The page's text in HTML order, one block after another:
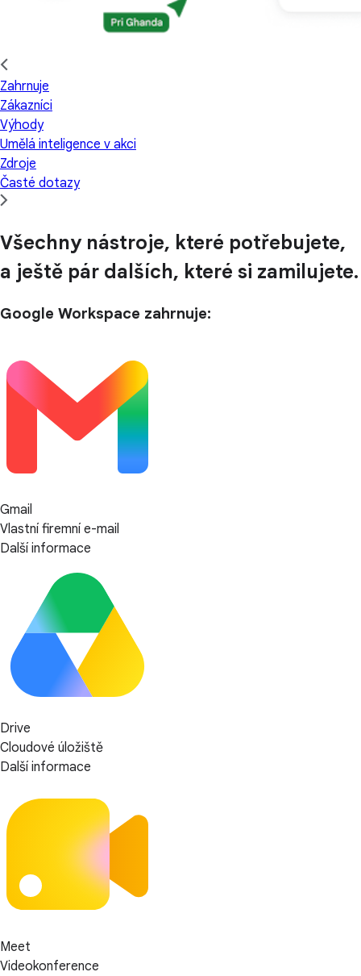
Zahrnuje
Zákazníci
Výhody
Umělá inteligence v akci
Zdroje
Časté dotazy
Všechny nástroje, které potřebujete,
a ještě pár dalších, které si zamilujete.
Google Workspace zahrnuje:
Gmail
Vlastní firemní e-mail
Další informace
Drive
Cloudové úložiště
Další informace
Meet
Videokonference